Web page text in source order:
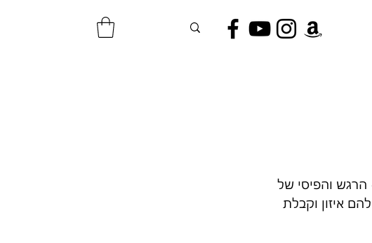
והפיסי של
איזון וקבלת